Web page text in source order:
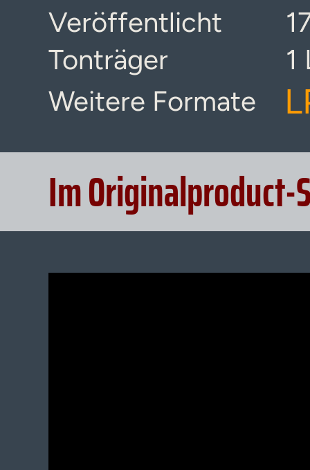
Veröffentlicht
Tonträger
1
Weitere Formate
Im